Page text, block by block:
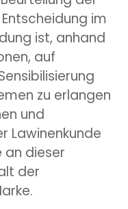
im
ist, anhand
auf
zu erlangen
und
Lawinenkunde
an dieser
der